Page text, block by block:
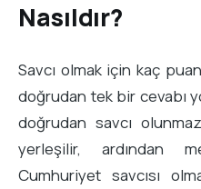
Nasıldır?
Savcı olmak için kaç
doğrudan tek bir cevabı
doğrudan savcı
yerleşilir, ardından
Cumhuriyet savcısı